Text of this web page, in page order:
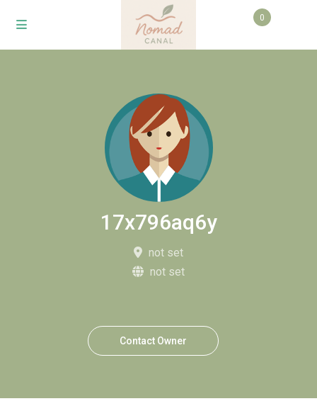
0
17x796aq6y
not set
not set
Contact Owner